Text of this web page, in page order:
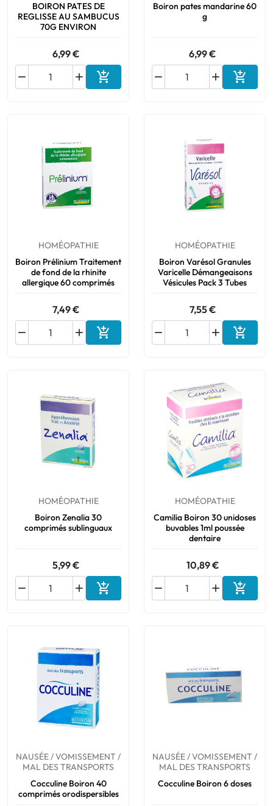
BOIRON PATES DE
REGLISSE AU SAMBUCUS
70G ENVIRON
6,99 €

 Ajouter au panier
Boiron pates mandarine 60
g
6,99 €

 
HOMÉOPATHIE
Boiron Prélinium Traitement
de fond de la rhinite
allergique 60 comprimés
7,49 €

 Ajouter au panier
HOMÉOPATHIE
Boiron Varésol Granules
Varicelle Démangeaisons
Vésicules Pack 3 Tubes
7,55 €

 
HOMÉOPATHIE
Boiron Zenalia 30
comprimés sublinguaux
5,99 €

 Ajouter au panier
HOMÉOPATHIE
Camilia Boiron 30 unidoses
buvables 1ml poussée
dentaire
10,89 €

 
NAUSÉE / VOMISSEMENT /
MAL DES TRANSPORTS
Cocculine Boiron 40
comprimés orodispersibles
NAUSÉE / VOMISSEMENT /
MAL DES TRANSPORTS
Cocculine Boiron 6 doses